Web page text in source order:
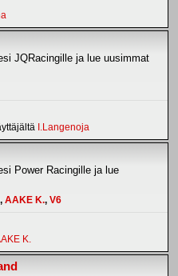
JQRacingille ja lue uusimmat
I.Langenoja
Power Racingille ja lue
, AAKE K., V6
K.